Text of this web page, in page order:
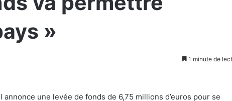
»
1 minute de
une levée de fonds de 6,75 millions d’euros pour se